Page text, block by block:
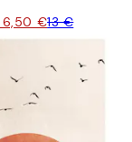
6,50 €13 €